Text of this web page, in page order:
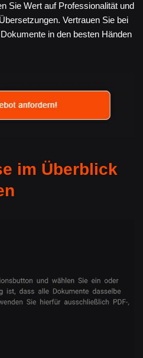
Sie Wert auf Professionalität und
Vertrauen Sie bei
in den besten Händen
im Überblick